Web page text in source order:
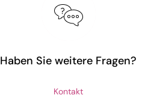
Haben Sie weitere Fragen?
Kontakt